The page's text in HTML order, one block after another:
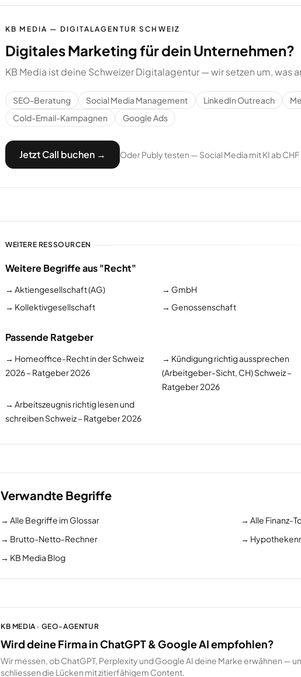
KB MEDIA — DIGITALAGENTUR SCHWEIZ
Digitales Marketing für dein Unternehmen?
KB Media ist deine Schweizer Digitalagentur — wir setzen um, was
SEO-Beratung Social Media Management LinkedIn Outreach
Cold-Email-Kampagnen
Google Ads
Jetzt Call buchen → Oder Publy testen — Social Media mit KI ab
WEITERE RESSOURCEN
Weitere Begriffe aus "Recht"
→ Aktiengesellschaft (AG) → GmbH
→ Kollektivgesellschaft → Genossenschaft
Passende Ratgeber
→ Homeoffice-Recht in der Schweiz
2026 – Ratgeber 2026
→ Kündigung richtig aussprechen
(Arbeitgeber-Sicht, CH) Schweiz –
Ratgeber 2026
→ Arbeitszeugnis richtig lesen und
schreiben Schweiz – Ratgeber 2026
Verwandte Begriffe
→ Alle Begriffe im Glossar → Alle Finanz-
→ Brutto-Netto-Rechner →
→ KB Media Blog
KB MEDIA · GEO-AGENTUR
Wird deine Firma in ChatGPT & Google AI empfohlen?
Wir messen, ob ChatGPT, Perplexity und Google AI deine Marke erwähnen —
schliessen die Lücken mit zitierfähigem Content.